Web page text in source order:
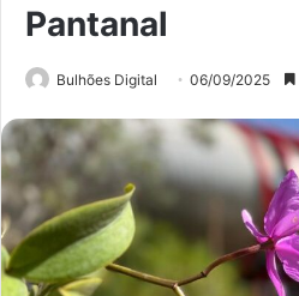
Pantanal
Bulhões Digital 06/09/2025